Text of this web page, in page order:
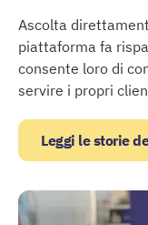
Ascolta
piattaforma fa
consente loro di
servire i propri
Leggi le storie